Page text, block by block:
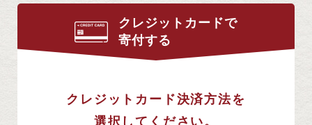
クレジットカードで
寄付する
クレジットカード決済方法を
選択してください。